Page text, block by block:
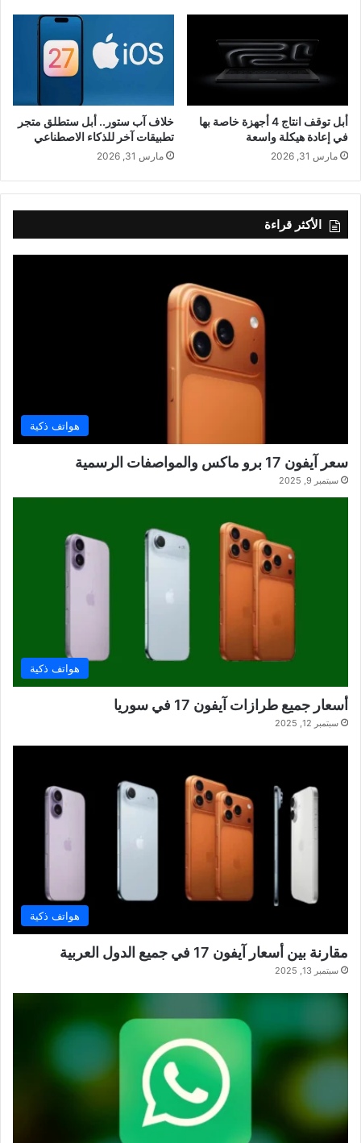
أبل توقف انتاج 4 أجهزة خاصة بها
في إعادة هيكلة واسعة
مارس 31, 2026
خلاف آب ستور.. أبل ستطلق متجر
تطبيقات آخر للذكاء الاصطناعي
مارس 31, 2026
الأكثر قراءة
هواتف ذكية
سعر آيفون 17 برو ماكس والمواصفات الرسمية
سبتمبر 9, 2025
هواتف ذكية
أسعار جميع طرازات آيفون 17 في سوريا
سبتمبر 12, 2025
هواتف ذكية
مقارنة بين أسعار آيفون 17 في جميع الدول العربية
سبتمبر 13, 2025